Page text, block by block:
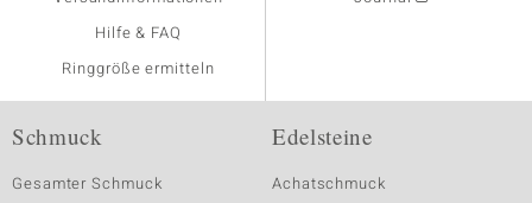
Hilfe & FAQ
Ringgröße ermitteln
Schmuck
Gesamter Schmuck
Edelsteine
Achatschmuck